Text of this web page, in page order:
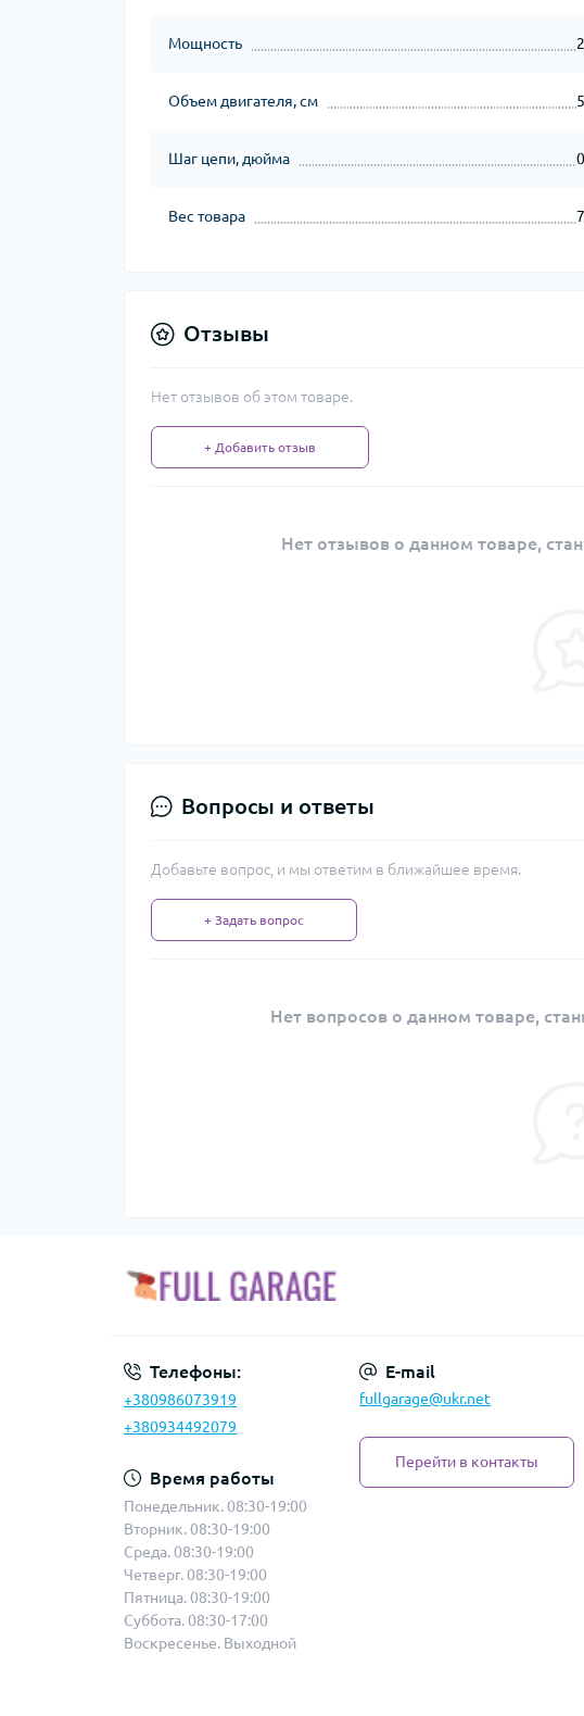
Мощность
Объем двигателя, см
Шаг цепи, дюйма
Вес товара
Отзывы
Нет отзывов об этом товаре.
+ Добавить отзыв
Нет отзывов о данном товаре,
Вопросы и ответы
Добавьте вопрос, и мы ответим в ближайшее время.
+ Задать вопрос
Нет вопросов о данном товаре,
Телефоны:
+380986073919
+380934492079
Время работы
Понедельник. 08:30-19:00
Вторник. 08:30-19:00
Среда. 08:30-19:00
Четверг. 08:30-19:00
Пятница. 08:30-19:00
Суббота. 08:30-17:00
Воскресенье. Выходной
E-mail
fullgarage@ukr.net
Перейти в контакты